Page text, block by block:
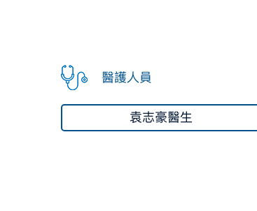
醫護人員
袁志豪醫生